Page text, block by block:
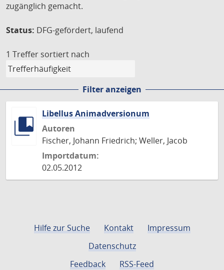
zugänglich gemacht.
Status: DFG-gefördert, laufend
1 Treffer sortiert nach
Filter anzeigen
Libellus Animadversionum
Autoren
Fischer, Johann Friedrich; Weller, Jacob
Importdatum:
02.05.2012
Hilfe zur Suche Kontakt
Impressum
Datenschutz
Feedback
RSS-Feed